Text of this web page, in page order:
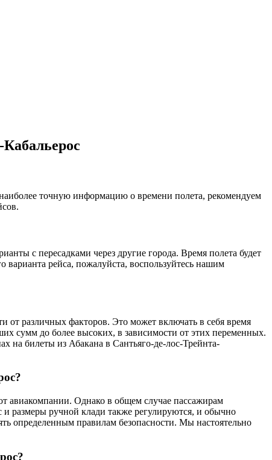
точную информацию о времени полета, рекомендуем
с пересадками через другие города. Время полета будет
рейса, пожалуйста, воспользуйтесь нашим
от различных факторов. Это может включать в себя время
сумм до более высоких, в зависимости от этих переменных.
на билеты из Абакана в Сантьяго-де-лос-Трейнта-
авиакомпании. Однако в общем случае пассажирам
размеры ручной клади также регулируются, и обычно
определенным правилам безопасности. Мы настоятельно